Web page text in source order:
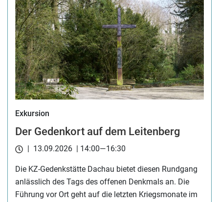
Exkursion
Der Gedenkort auf dem Leitenberg
| 13.09.2026 | 14:00—16:30
Die KZ-Gedenkstätte Dachau bietet diesen Rundgang
anlässlich des Tags des offenen Denkmals an. Die
Führung vor Ort geht auf die letzten Kriegsmonate im